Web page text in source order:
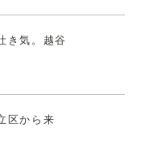
き気。越谷
区から来